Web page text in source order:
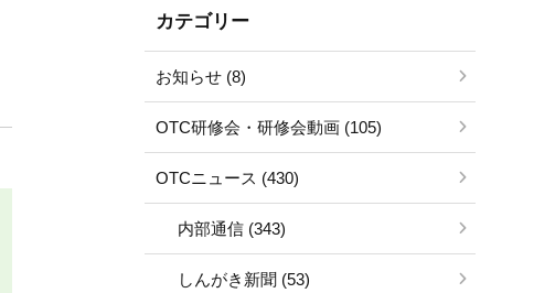
カテゴリー
お知らせ (8)
OTC研修会・研修会動画 (105)
OTCニュース (430)
内部通信 (343)
しんがき新聞 (53)